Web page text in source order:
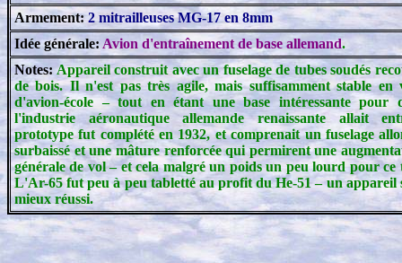
Armement:2 mitrailleuses MG-17 en 8mm
Idée générale: Avion d'entraînement de base allemand.
Notes: Appareil construit avec un fuselage de tubes soudés
de bois. Il n'est pas très agile, mais suffisamment stable
d'avion-école – tout en étant une base intéressante pour
l'industrie aéronautique allemande renaissante allait
prototype fut complété en 1932, et comprenait un fuselage
surbaissé et une mâture renforcée qui permirent une
générale de vol – et cela malgré un poids un peu lourd pour
L'Ar-65 fut peu à peu tabletté au profit du He-51 – un appareil
mieux réussi.